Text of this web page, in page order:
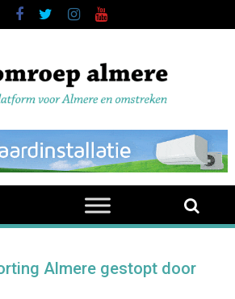
Almere gestopt door